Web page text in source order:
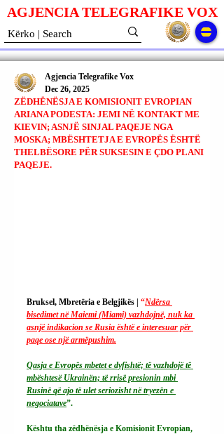
AGJENCIA TELEGRAFIKE VOX
ZËDHËNËSJA E KOMISIONIT EVROPIAN
ARIANA PODESTA: JEMI NË KONTAKT ME
KIEVIN; ASNJË SINJAL PAQEJE NGA
MOSKA; MBËSHTETJA E EVROPËS ËSHTË
THELBËSORE PËR SUKSESIN E ÇDO PLANI
PAQEJE.
Agjencia Telegrafike Vox
Dec 26, 2025
Bruksel, Mbretëria e Belgjikës | “Ndërsa
bisedimet në Maiemi (Miami) vazhdojnë, nuk ka
asnjë indikacion se Rusia është e interesuar për
paqe ose një armëpushim.
Qasja e Evropës mbetet e dyfishtë; të vazhdojë të
mbështesë Ukrainën; të rrisë presionin mbi
Rusinë që ajo të ulet seriozisht në tryezën e
negociatave”.
Kështu tha zëdhënësja e Komisionit Evropian,